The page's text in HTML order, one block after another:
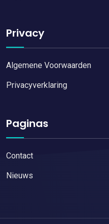
Privacy
Algemene Voorwaarden
Privacyverklaring
Paginas
Contact
Nieuws